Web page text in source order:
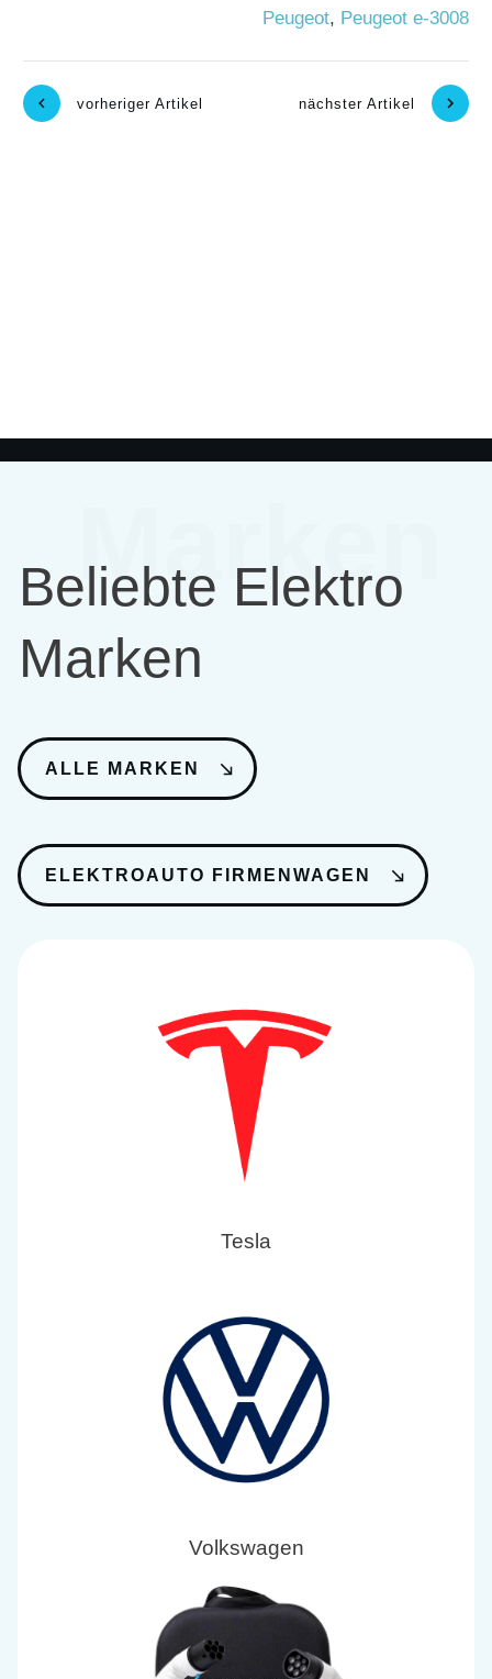
Peugeot, Peugeot e-3008
vorheriger Artikel nächster Artikel
Marken
Beliebte Elektro
Marken
ALLE MARKEN
ELEKTROAUTO FIRMENWAGEN
Tesla
Volkswagen